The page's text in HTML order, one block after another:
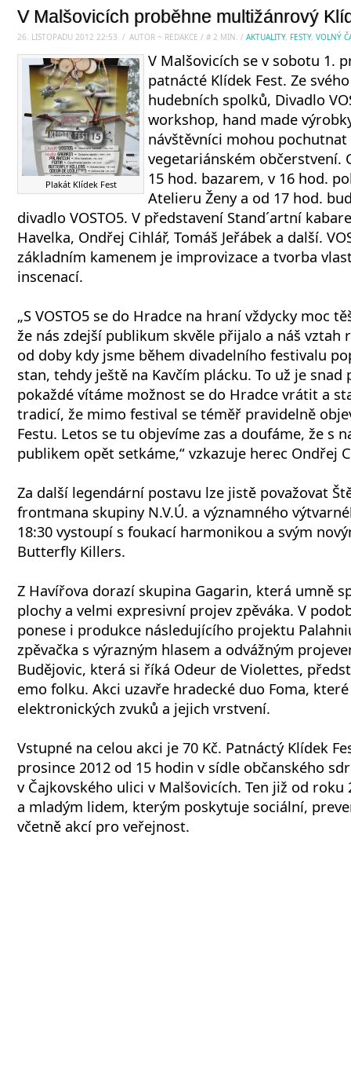
V Malšovicích proběhne multižánrový
26. LISTOPADU 2012 22:53 / AUTOR ~ REDAKCE / # 2 MIN. / AKTUALITY, FESTY, VOLNÝ
Plakát Klídek Fest
V Malšovicích se v sobotu 1.
patnácté Klídek Fest. Ze
hudebních spolků, Divadlo
workshop, hand made
návštěvníci mohou
vegetariánském občerstvení.
15 hod. bazarem, v 16 hod.
Atelieru Ženy a od 17 hod.
divadlo VOSTO5. V představení Stand´artní
Havelka, Ondřej Cihlář, Tomáš Jeřábek a další.
základním kamenem je improvizace a tvorba
inscenací.
„S VOSTO5 se do Hradce na hraní vždycky moc
že nás zdejší publikum skvěle přijalo a náš vztah
od doby kdy jsme během divadelního festivalu
stan, tehdy ještě na Kavčím plácku. To už je snad
pokaždé vítáme možnost se do Hradce vrátit a
tradicí, že mimo festival se téměř pravidelně
Festu. Letos se tu objevíme zas a doufáme, že s
publikem opět setkáme,“ vzkazuje herec Ondřej
Za další legendární postavu lze jistě považovat
frontmana skupiny N.V.Ú. a významného
18:30 vystoupí s foukací harmonikou a svým
Butterfly Killers.
Z Havířova dorazí skupina Gagarin, která umně
plochy a velmi expresivní projev zpěváka. V
ponese i produkce následujícího projektu
zpěvačka s výrazným hlasem a odvážným
Budějovic, která si říká Odeur de Violettes,
emo folku. Akci uzavře hradecké duo Foma,
elektronických zvuků a jejich vrstvení.
Vstupné na celou akci je 70 Kč. Patnáctý Klídek
prosince 2012 od 15 hodin v sídle občanského
v Čajkovského ulici v Malšovicích. Ten již od roku
a mladým lidem, kterým poskytuje sociální,
včetně akcí pro veřejnost.